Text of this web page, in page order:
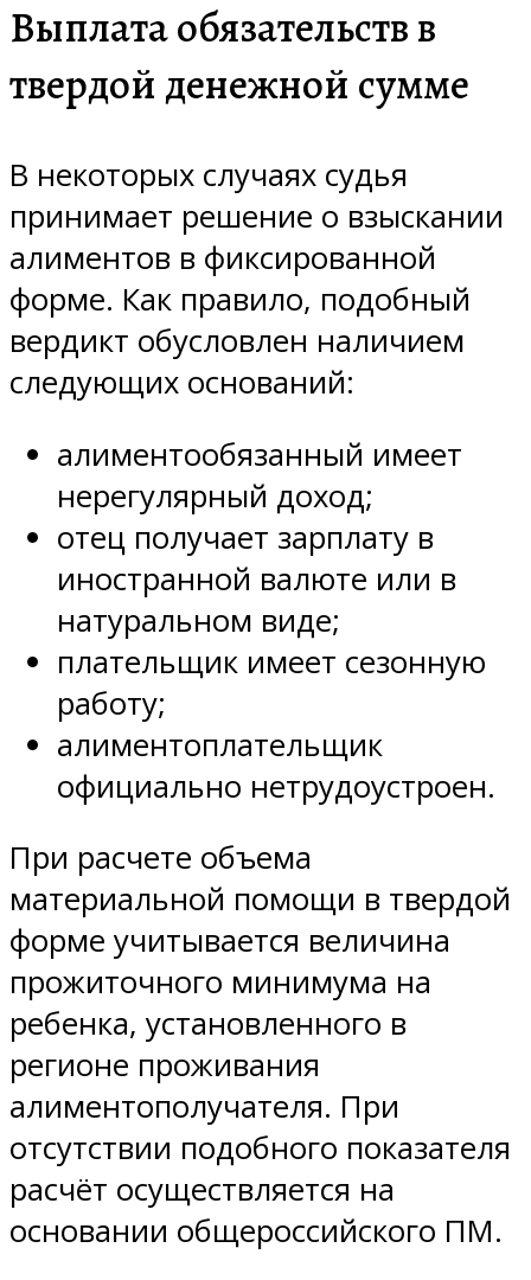
Выплата обязательств в
твердой денежной сумме
В некоторых случаях судья
принимает решение о взыскании
алиментов в фиксированной
форме. Как правило, подобный
вердикт обусловлен наличием
следующих оснований:
алиментообязанный имеет
нерегулярный доход;
отец получает зарплату в
иностранной валюте или в
натуральном виде;
плательщик имеет сезонную
работу;
алиментоплательщик
официально нетрудоустроен.
При расчете объема
материальной помощи в твердой
форме учитывается величина
прожиточного минимума на
ребенка, установленного в
регионе проживания
алиментополучателя. При
отсутствии подобного показателя
расчёт осуществляется на
основании общероссийского ПМ.